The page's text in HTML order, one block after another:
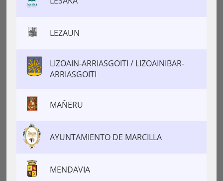
LEZAUN
LIZOAIN-ARRIASGOITI / LIZOAINIBAR-
ARRIASGOITI
MAÑERU
AYUNTAMIENTO DE MARCILLA
MENDAVIA